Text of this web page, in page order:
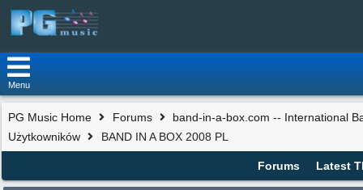
Menu
PG Music Home Forums
band-in-a-box.com -- International
Użytkowników
BAND IN A BOX 2008 PL
Forums Latest